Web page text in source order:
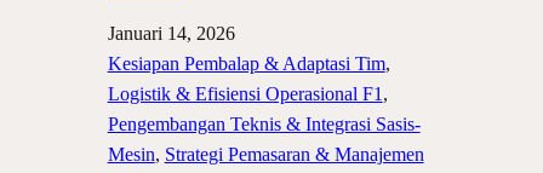
Januari 14, 2026
Kesiapan Pembalap & Adaptasi Tim
Logistik & Efisiensi Operasional F1
Pengembangan Teknis & Integrasi Sasis-
Mesin, Strategi Pemasaran & Manajemen